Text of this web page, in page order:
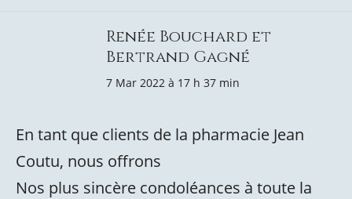
Renée Bouchard et
Bertrand Gagné
7 Mar 2022 à 17 h 37 min
En tant que clients de la pharmacie Jean
Coutu, nous offrons
Nos plus sincère condoléances à toute la